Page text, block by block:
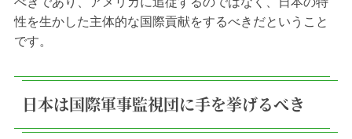
性を生かした主体的な国際貢献をするべきだということ
です。
日本は国際軍事監視団に手を挙げるべき